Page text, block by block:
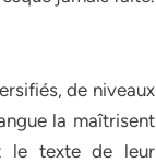
de niveaux
la maîtrisent
le texte de leur